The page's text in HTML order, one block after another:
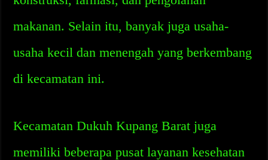
makanan. Selain itu, banyak juga usaha-
usaha kecil dan menengah yang berkembang
di kecamatan ini.
Kecamatan Dukuh Kupang Barat juga
memiliki beberapa pusat layanan kesehatan